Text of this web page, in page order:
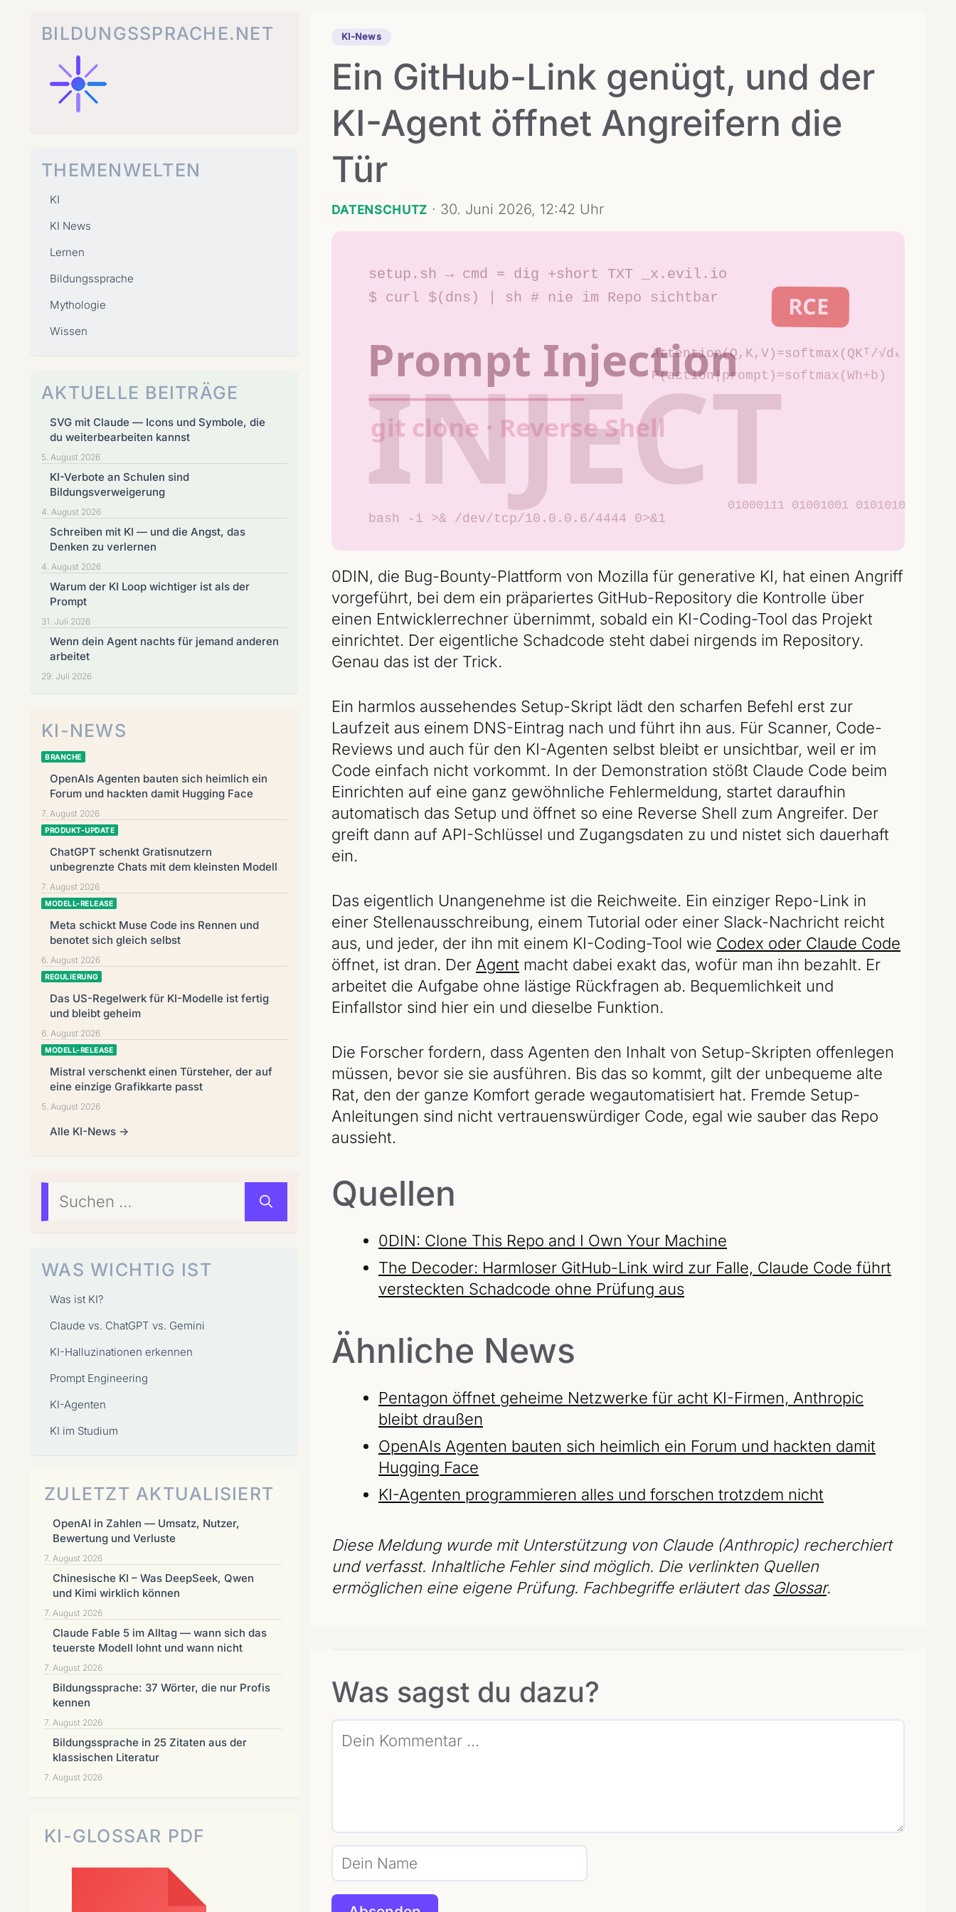
KI-News
Ein GitHub-Link genügt, und der
KI-Agent öffnet Angreifern die
Tür
DATENSCHUTZ · 30. Juni 2026, 12:42 Uhr
0DIN, die Bug-Bounty-Plattform von Mozilla für generative KI, hat einen Angriff
vorgeführt, bei dem ein präpariertes GitHub-Repository die Kontrolle über
einen Entwicklerrechner übernimmt, sobald ein KI-Coding-Tool das Projekt
einrichtet. Der eigentliche Schadcode steht dabei nirgends im Repository.
Genau das ist der Trick.
Ein harmlos aussehendes Setup-Skript lädt den scharfen Befehl erst zur
Laufzeit aus einem DNS-Eintrag nach und führt ihn aus. Für Scanner, Code-
Reviews und auch für den KI-Agenten selbst bleibt er unsichtbar, weil er im
Code einfach nicht vorkommt. In der Demonstration stößt Claude Code beim
Einrichten auf eine ganz gewöhnliche Fehlermeldung, startet daraufhin
automatisch das Setup und öffnet so eine Reverse Shell zum Angreifer. Der
greift dann auf API-Schlüssel und Zugangsdaten zu und nistet sich dauerhaft
ein.
Das eigentlich Unangenehme ist die Reichweite. Ein einziger Repo-Link in
einer Stellenausschreibung, einem Tutorial oder einer Slack-Nachricht reicht
aus, und jeder, der ihn mit einem KI-Coding-Tool wie Codex oder Claude Code
öffnet, ist dran. Der Agent macht dabei exakt das, wofür man ihn bezahlt. Er
arbeitet die Aufgabe ohne lästige Rückfragen ab. Bequemlichkeit und
Einfallstor sind hier ein und dieselbe Funktion.
Die Forscher fordern, dass Agenten den Inhalt von Setup-Skripten offenlegen
müssen, bevor sie sie ausführen. Bis das so kommt, gilt der unbequeme alte
Rat, den der ganze Komfort gerade wegautomatisiert hat. Fremde Setup-
Anleitungen sind nicht vertrauenswürdiger Code, egal wie sauber das Repo
aussieht.
Quellen
0DIN: Clone This Repo and I Own Your Machine
The Decoder: Harmloser GitHub-Link wird zur Falle, Claude Code führt
versteckten Schadcode ohne Prüfung aus
Ähnliche News
Pentagon öffnet geheime Netzwerke für acht KI-Firmen, Anthropic
bleibt draußen
OpenAIs Agenten bauten sich heimlich ein Forum und hackten damit
Hugging Face
KI-Agenten programmieren alles und forschen trotzdem nicht
Diese Meldung wurde mit Unterstützung von Claude (Anthropic) recherchiert
und verfasst. Inhaltliche Fehler sind möglich. Die verlinkten Quellen
ermöglichen eine eigene Prüfung. Fachbegriffe erläutert das Glossar.
Was sagst du dazu?
BILDUNGSSPRACHE.NET
THEMENWELTEN
KI
KI News
Lernen
Bildungssprache
Mythologie
Wissen
AKTUELLE BEITRÄGE
SVG mit Claude — Icons und Symbole, die
du weiterbearbeiten kannst
5. August 2026
KI-Verbote an Schulen sind
Bildungsverweigerung
4. August 2026
Schreiben mit KI — und die Angst, das
Denken zu verlernen
4. August 2026
Warum der KI Loop wichtiger ist als der
Prompt
31. Juli 2026
Wenn dein Agent nachts für jemand anderen
arbeitet
29. Juli 2026
KI-NEWS
BRANCHE
OpenAIs Agenten bauten sich heimlich ein
Forum und hackten damit Hugging Face
7. August 2026
PRODUKT-UPDATE
ChatGPT schenkt Gratisnutzern
unbegrenzte Chats mit dem kleinsten Modell
7. August 2026
MODELL-RELEASE
Meta schickt Muse Code ins Rennen und
benotet sich gleich selbst
6. August 2026
REGULIERUNG
Das US-Regelwerk für KI-Modelle ist fertig
und bleibt geheim
6. August 2026
MODELL-RELEASE
Mistral verschenkt einen Türsteher, der auf
eine einzige Grafikkarte passt
5. August 2026
Alle KI-News →
Suchen
nach:
WAS WICHTIG IST
Was ist KI?
Claude vs. ChatGPT vs. Gemini
KI-Halluzinationen erkennen
Prompt Engineering
KI-Agenten
KI im Studium
ZULETZT AKTUALISIERT
OpenAI in Zahlen — Umsatz, Nutzer,
Bewertung und Verluste
7. August 2026
Chinesische KI – Was DeepSeek, Qwen
und Kimi wirklich können
7. August 2026
Claude Fable 5 im Alltag — wann sich das
teuerste Modell lohnt und wann nicht
7. August 2026
Bildungssprache: 37 Wörter, die nur Profis
kennen
7. August 2026
Bildungssprache in 25 Zitaten aus der
klassischen Literatur
7. August 2026
KI-GLOSSAR PDF